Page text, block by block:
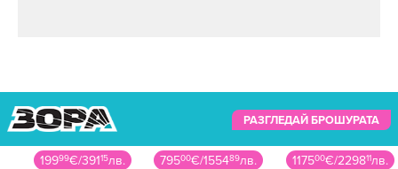
РАЗГЛЕДАЙ БРОШУРАТА
19999€/39115лв. 79500€/155489лв. 117500€/229811лв.